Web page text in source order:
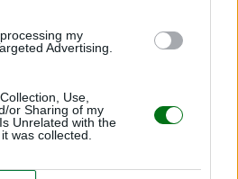
my
Advertising.
Use,
or Sharing of my
Unrelated with the
was collected.
11 consejos para cuidar tu
LEER